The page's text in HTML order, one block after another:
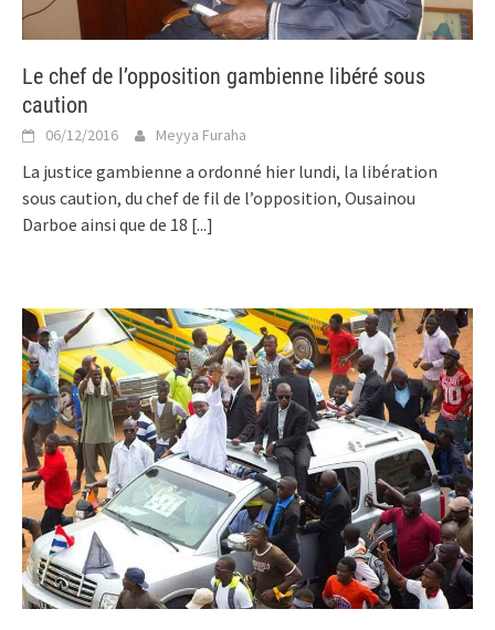
Le chef de l’opposition gambienne libéré sous
caution
06/12/2016 Meyya Furaha
La justice gambienne a ordonné hier lundi, la libération
sous caution, du chef de fil de l’opposition, Ousainou
Darboe ainsi que de 18 [...]